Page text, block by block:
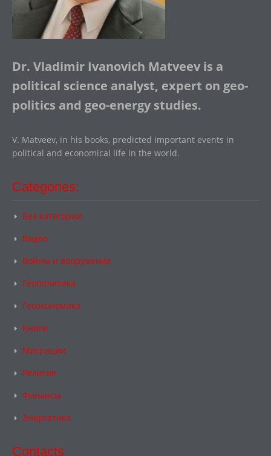
Dr. Vladimir Ivanovich Matveev is a
political science analyst, expert on geo-
politics and geo-energy studies.
V. Matveev, in his books, predicted important events in
political and economical life in the world.
Categories:
Без категории
Видео
Войны и вооружение
Геополитика
Геоэкономика
Книги
Миграции
Религия
Финансы
Энергетика
Contacts